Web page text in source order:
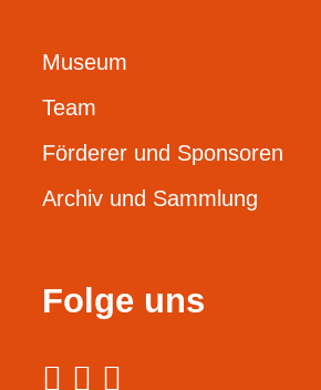
Museum
Team
Förderer und Sponsoren
Archiv und Sammlung
Folge uns